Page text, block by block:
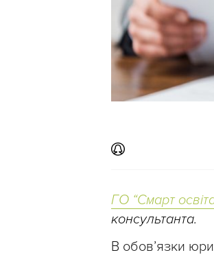
ГО “Смарт
консультанта.
В обов’язки